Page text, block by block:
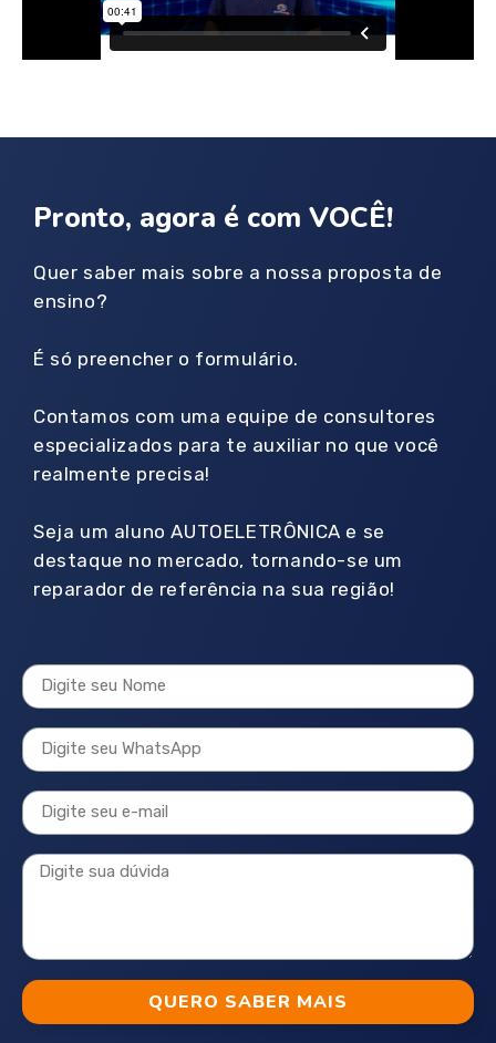
Pronto, agora é com VOCÊ!
Quer saber mais sobre a nossa proposta de
ensino?
É só preencher o formulário.
Contamos com uma equipe de consultores
especializados para te auxiliar no que você
realmente precisa!
Seja um aluno AUTOELETRÔNICA e se
destaque no mercado, tornando-se um
reparador de referência na sua região!
QUERO SABER MAIS